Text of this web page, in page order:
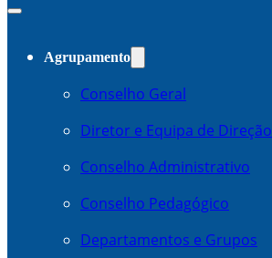
Agrupamento
Conselho Geral
Diretor e Equipa de Direção
Conselho Administrativo
Conselho Pedagógico
Departamentos e Grupos